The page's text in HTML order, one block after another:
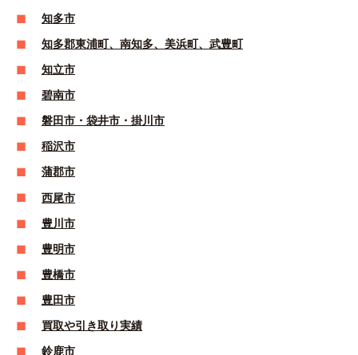
知多市
知多郡東浦町、南知多、美浜町、武豊町
知立市
碧南市
磐田市・袋井市・掛川市
稲沢市
蒲郡市
西尾市
豊川市
豊明市
豊橋市
豊田市
買取や引き取り実績
鈴鹿市